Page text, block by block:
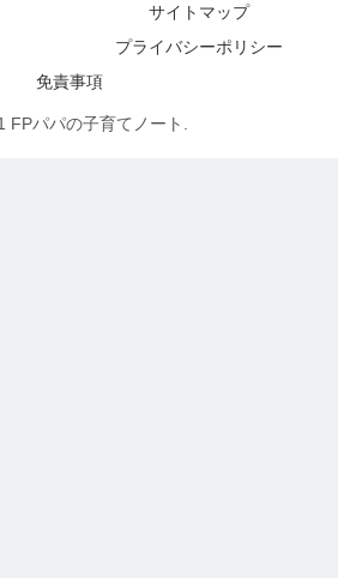
サイトマップ
プライバシーポリシー
免責事項
FPパパの子育てノート.